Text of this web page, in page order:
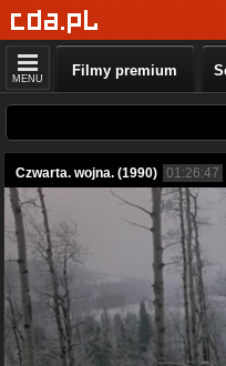
MENU Filmy premium
Czwarta. wojna. (1990) 01:26:47